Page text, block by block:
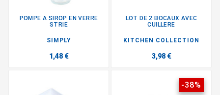
POMPE A SIROP EN VERRE
STRIE
SIMPLY
1,48 €
LOT DE 2 BOCAUX AVEC
CUILLERE
KITCHEN COLLECTION
3,98 €
-38%